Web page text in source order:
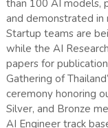
than 100 AI models,
and demonstrated in
Startup teams are
while the AI
papers for
Gathering of
ceremony honoring
Silver, and Bronze
AI Engineer track